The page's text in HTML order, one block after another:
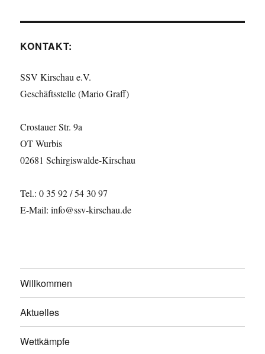
KONTAKT:
SSV Kirschau e.V.
Geschäftsstelle (Mario Graff)
Crostauer Str. 9a
OT Wurbis
02681 Schirgiswalde-Kirschau
Tel.: 0 35 92 / 54 30 97
E-Mail: info@ssv-kirschau.de
Willkommen
Aktuelles
Wettkämpfe